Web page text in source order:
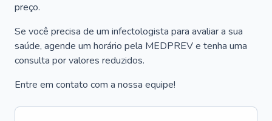
preço.
Se você precisa de um infectologista para avaliar a sua
saúde, agende um horário pela MEDPREV e tenha uma
consulta por valores reduzidos.
Entre em contato com a nossa equipe!